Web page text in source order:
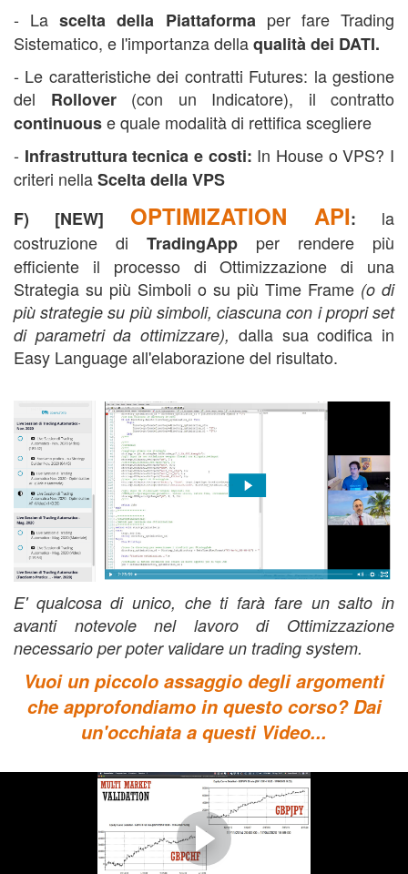
- Lascelta della Piattaforma per fare Trading
Sistematico, e l'importanza dellaqualità dei DATI.
- Le caratteristiche dei contratti Futures: la gestione
del Rollover(con un Indicatore), il contratto
continuouse quale modalità di rettifica scegliere
- Infrastruttura tecnica e costi: In House o VPS? I
criteri nellaScelta della VPS
F) [NEW] OPTIMIZATION API: la
costruzione di TradingApp per rendere più
efficiente il processo di Ottimizzazione di una
Strategia su più Simboli o su più Time Frame (o di
più strategie su più simboli, ciascuna con i propri set
di parametri da ottimizzare), dalla sua codifica in
Easy Language all'elaborazione del risultato.
E' qualcosa di unico, che ti farà fare un salto in
avanti notevole nel lavoro di Ottimizzazione
necessario per poter validare un trading system.
Vuoi un piccolo assaggio degli argomenti
che approfondiamo in questo corso? Dai
un'occhiata a questi Video...
COSTRUIAMO INSIEME UNA
STRATEGIA
(..e un esempio di Validazione Multi Market)